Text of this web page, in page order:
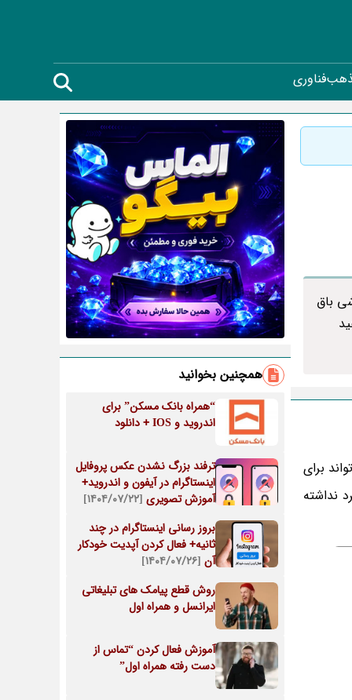
فناوری
باق
برای
نداشته
همچنین بخوانید
“همراه بانک مسکن” برای
اندروید و IOS + دانلود
ترفند بزرگ نشدن عکس پروفایل
اینستاگرام در آیفون و اندروید+
آموزش تصویری [۱۴۰۴/۰۷/۲۲]
بروز رسانی اینستاگرام در چند
ثانیه+ فعال کردن آپدیت خودکار
آن [۱۴۰۴/۰۷/۲۶]
روش قطع پیامک های تبلیغاتی
ایرانسل و همراه اول
آموزش فعال کردن “تماس از
دست رفته همراه اول”